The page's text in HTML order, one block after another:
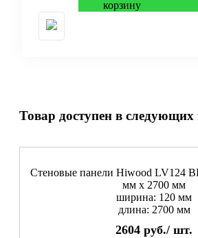
Товар доступен в следующих
Стеновые панели Hiwood LV124
мм х 2700 мм
ширина: 120 мм
длина: 2700 мм
2604 руб./ шт.